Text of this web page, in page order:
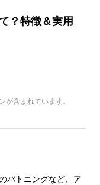
？特徴＆実用
含まれています。
バトニングなど、ア